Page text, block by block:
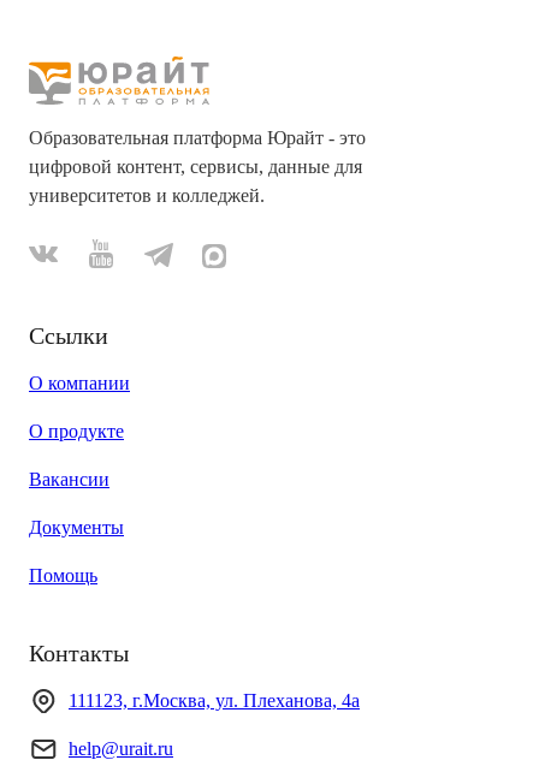
Образовательная платформа Юрайт - это
цифровой контент, сервисы, данные для
университетов и колледжей.
Ссылки
О компании
О продукте
Вакансии
Документы
Помощь
Контакты
111123, г.Москва, ул. Плеханова, 4а
help@urait.ru